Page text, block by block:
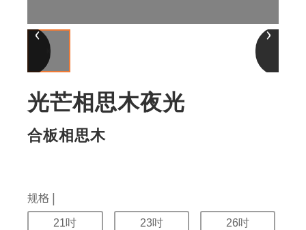
‹ ›
光芒相思木夜光
合板相思木
规格 |
21吋 23吋 26吋